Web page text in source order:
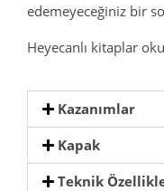
edemeyeceğiniz bir
Heyecanlı kitaplar
Kazanımlar
Kapak
Teknik